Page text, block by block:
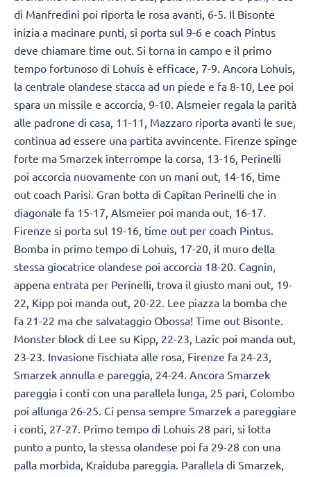
di Manfredini poi riporta le rosa avanti, 6-5. Il Bisonte
inizia a macinare punti, si porta sul 9-6 e coach Pintus
deve chiamare time out. Si torna in campo e il primo
tempo fortunoso di Lohuis è efficace, 7-9. Ancora Lohuis,
la centrale olandese stacca ad un piede e fa 8-10, Lee poi
spara un missile e accorcia, 9-10. Alsmeier regala la parità
alle padrone di casa, 11-11, Mazzaro riporta avanti le sue,
continua ad essere una partita avvincente. Firenze spinge
forte ma Smarzek interrompe la corsa, 13-16, Perinelli
poi accorcia nuovamente con un mani out, 14-16, time
out coach Parisi. Gran botta di Capitan Perinelli che in
diagonale fa 15-17, Alsmeier poi manda out, 16-17.
Firenze si porta sul 19-16, time out per coach Pintus.
Bomba in primo tempo di Lohuis, 17-20, il muro della
stessa giocatrice olandese poi accorcia 18-20. Cagnin,
appena entrata per Perinelli, trova il giusto mani out, 19-
22, Kipp poi manda out, 20-22. Lee piazza la bomba che
fa 21-22 ma che salvataggio Obossa! Time out Bisonte.
Monster block di Lee su Kipp, 22-23, Lazic poi manda out,
23-23. Invasione fischiata alle rosa, Firenze fa 24-23,
Smarzek annulla e pareggia, 24-24. Ancora Smarzek
pareggia i conti con una parallela lunga, 25 pari, Colombo
poi allunga 26-25. Ci pensa sempre Smarzek a pareggiare
i conti, 27-27. Primo tempo di Lohuis 28 pari, si lotta
punto a punto, la stessa olandese poi fa 29-28 con una
palla morbida, Kraiduba pareggia. Parallela di Smarzek,